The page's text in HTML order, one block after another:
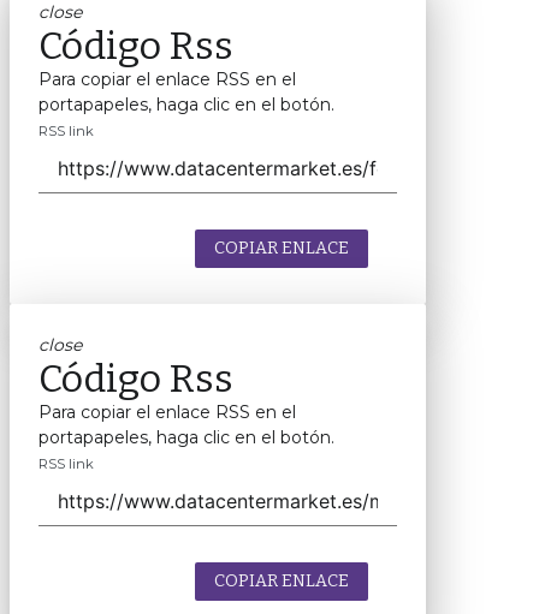
close
Código Rss
Para copiar el enlace RSS en el
portapapeles, haga clic en el botón.
RSS link
COPIAR ENLACE
close
Código Rss
Para copiar el enlace RSS en el
portapapeles, haga clic en el botón.
RSS link
COPIAR ENLACE